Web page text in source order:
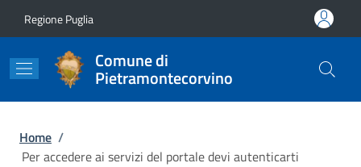
Regione Puglia
Comune di
Pietramontecorvino
Briciole di pane
Home /
Per accedere ai servizi del portale devi autenticarti